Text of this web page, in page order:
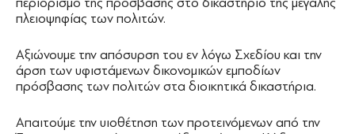
πλειοψηφίας των πολιτών.
Αξιώνουμε την απόσυρση του εν λόγω Σχεδίου και την
άρση των υφιστάμενων δικονομικών εμποδίων
πρόσβασης των πολιτών στα διοικητικά δικαστήρια.
Απαιτούμε την υιοθέτηση των προτεινόμενων από την